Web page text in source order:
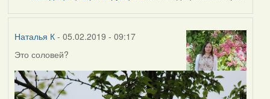
Harrier
Наталья К- 05.02.2019 - 09:17
Это соловей?